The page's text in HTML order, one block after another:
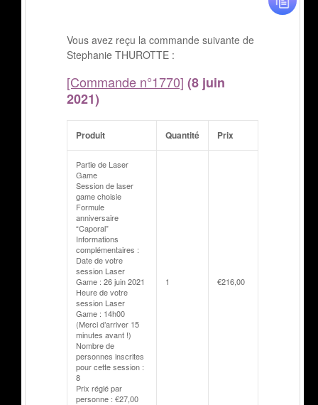
Vous avez reçu la commande suivante de
Stephanie THUROTTE :
[Commande n°1770] (8 juin
2021)
Produit Quantité Prix
Partie de Laser
Game
Session de laser
game choisie
Formule
anniversaire
“Caporal”
Informations
complémentaires :
Date de votre
session Laser
Game : 26 juin 2021
Heure de votre
session Laser
Game : 14h00
(Merci d’arriver 15
minutes avant !)
Nombre de
personnes inscrites
pour cette session :
8
Prix réglé par
personne : €27,00
1 €216,00